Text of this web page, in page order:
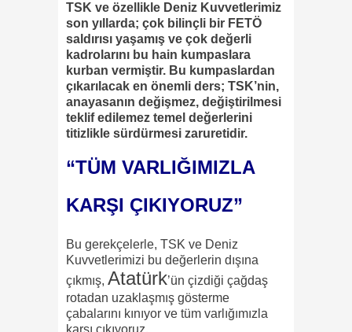
TSK ve özellikle Deniz Kuvvetlerimiz
son yıllarda; çok bilinçli bir FETÖ
saldırısı yaşamış ve çok değerli
kadrolarını bu hain kumpaslara
kurban vermiştir. Bu kumpaslardan
çıkarılacak en önemli ders; TSK’nin,
anayasanın değişmez, değiştirilmesi
teklif edilemez temel değerlerini
titizlikle sürdürmesi zaruretidir.
“TÜM VARLIĞIMIZLA
KARŞI ÇIKIYORUZ”
Bu gerekçelerle, TSK ve Deniz
Kuvvetlerimizi bu değerlerin dışına
çıkmış, Atatürk’ün çizdiği çağdaş
rotadan uzaklaşmış gösterme
çabalarını kınıyor ve tüm varlığımızla
karşı çıkıyoruz.